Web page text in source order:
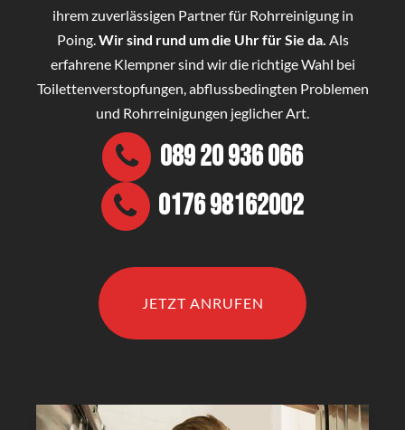
ihrem zuverlässigen Partner für Rohrreinigung in
Poing.Wir sind rund um die Uhr für Sie da. Als
erfahrene Klempner sind wir die richtige Wahl bei
Toilettenverstopfungen, abflussbedingten Problemen
und Rohrreinigungen jeglicher Art.
089 20 936 066
0176 98162002
JETZT ANRUFEN